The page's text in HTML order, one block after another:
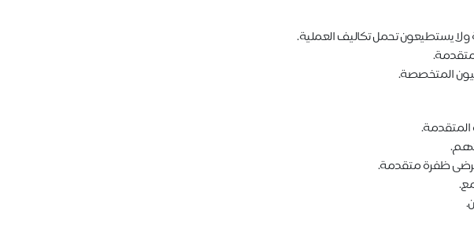
ولا يستطيعون تحمل تكاليف العملية.
المتخصصة.
المتقدمة.
مرضى ظفرة متقدمة.